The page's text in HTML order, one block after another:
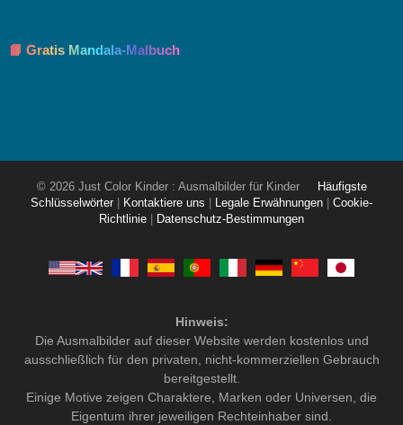
📘 Gratis Mandala-Malbuch
© 2026 Just Color Kinder : Ausmalbilder für Kinder
Häufigste
Schlüsselwörter
Kontaktiere uns Legale Erwähnungen
Cookie-
Richtlinie
Datenschutz-Bestimmungen
Hinweis:
Die Ausmalbilder auf dieser Website werden kostenlos und
ausschließlich für den privaten, nicht-kommerziellen Gebrauch
bereitgestellt.
Einige Motive zeigen Charaktere, Marken oder Universen, die
Eigentum ihrer jeweiligen Rechteinhaber sind.